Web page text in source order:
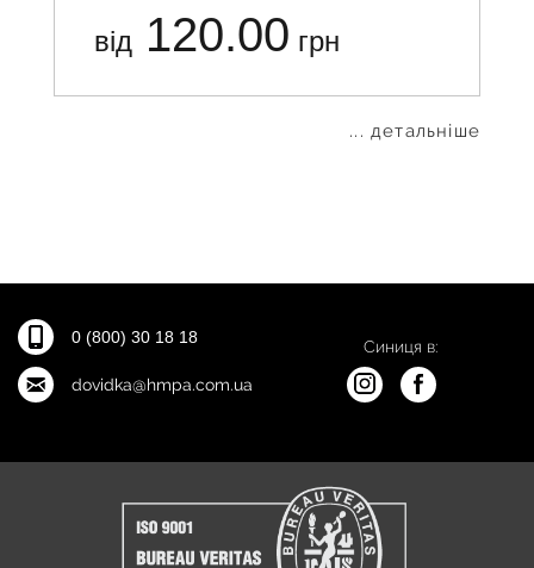
від 120.00 грн
... детальніше
0 (800) 30 18 18
dovidka@hmpa.com.ua
Синиця в: